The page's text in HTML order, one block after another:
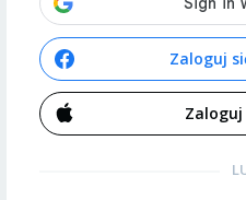
Zaloguj
Zaloguj